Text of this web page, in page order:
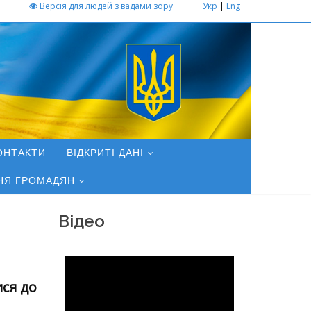
Укр | Eng
Версія для людей з вадами зору
ВІДКРИТІ ДАНІ
ГРОМАДЯН
до
Відео